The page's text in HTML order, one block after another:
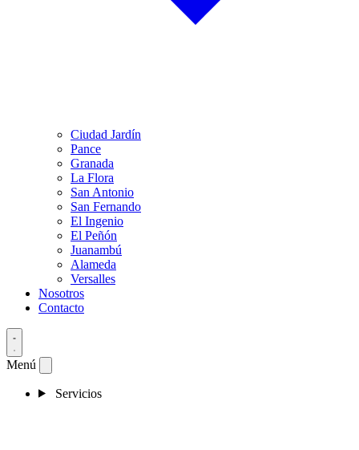
Ciudad Jardín
Pance
Granada
La Flora
San Antonio
San Fernando
El Ingenio
El Peñón
Juanambú
Alameda
Versalles
Nosotros
Contacto
Menú
Servicios